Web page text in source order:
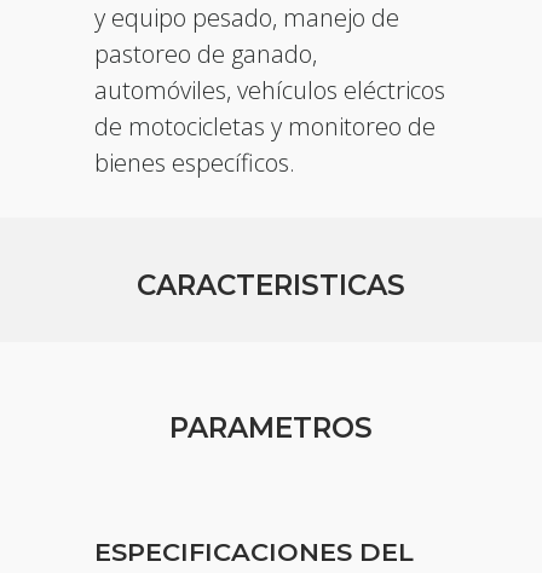
y equipo pesado, manejo de
pastoreo de ganado,
automóviles, vehículos eléctricos
de motocicletas y monitoreo de
bienes específicos.
CARACTERISTICAS
PARAMETROS
ESPECIFICACIONES DEL